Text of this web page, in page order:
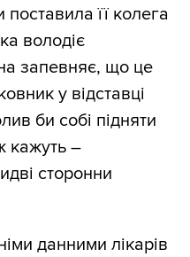
поставила її колега
володіє
запевняє, що це
у відставці
би собі підняти
кажуть –
сторонни
данними лікарів